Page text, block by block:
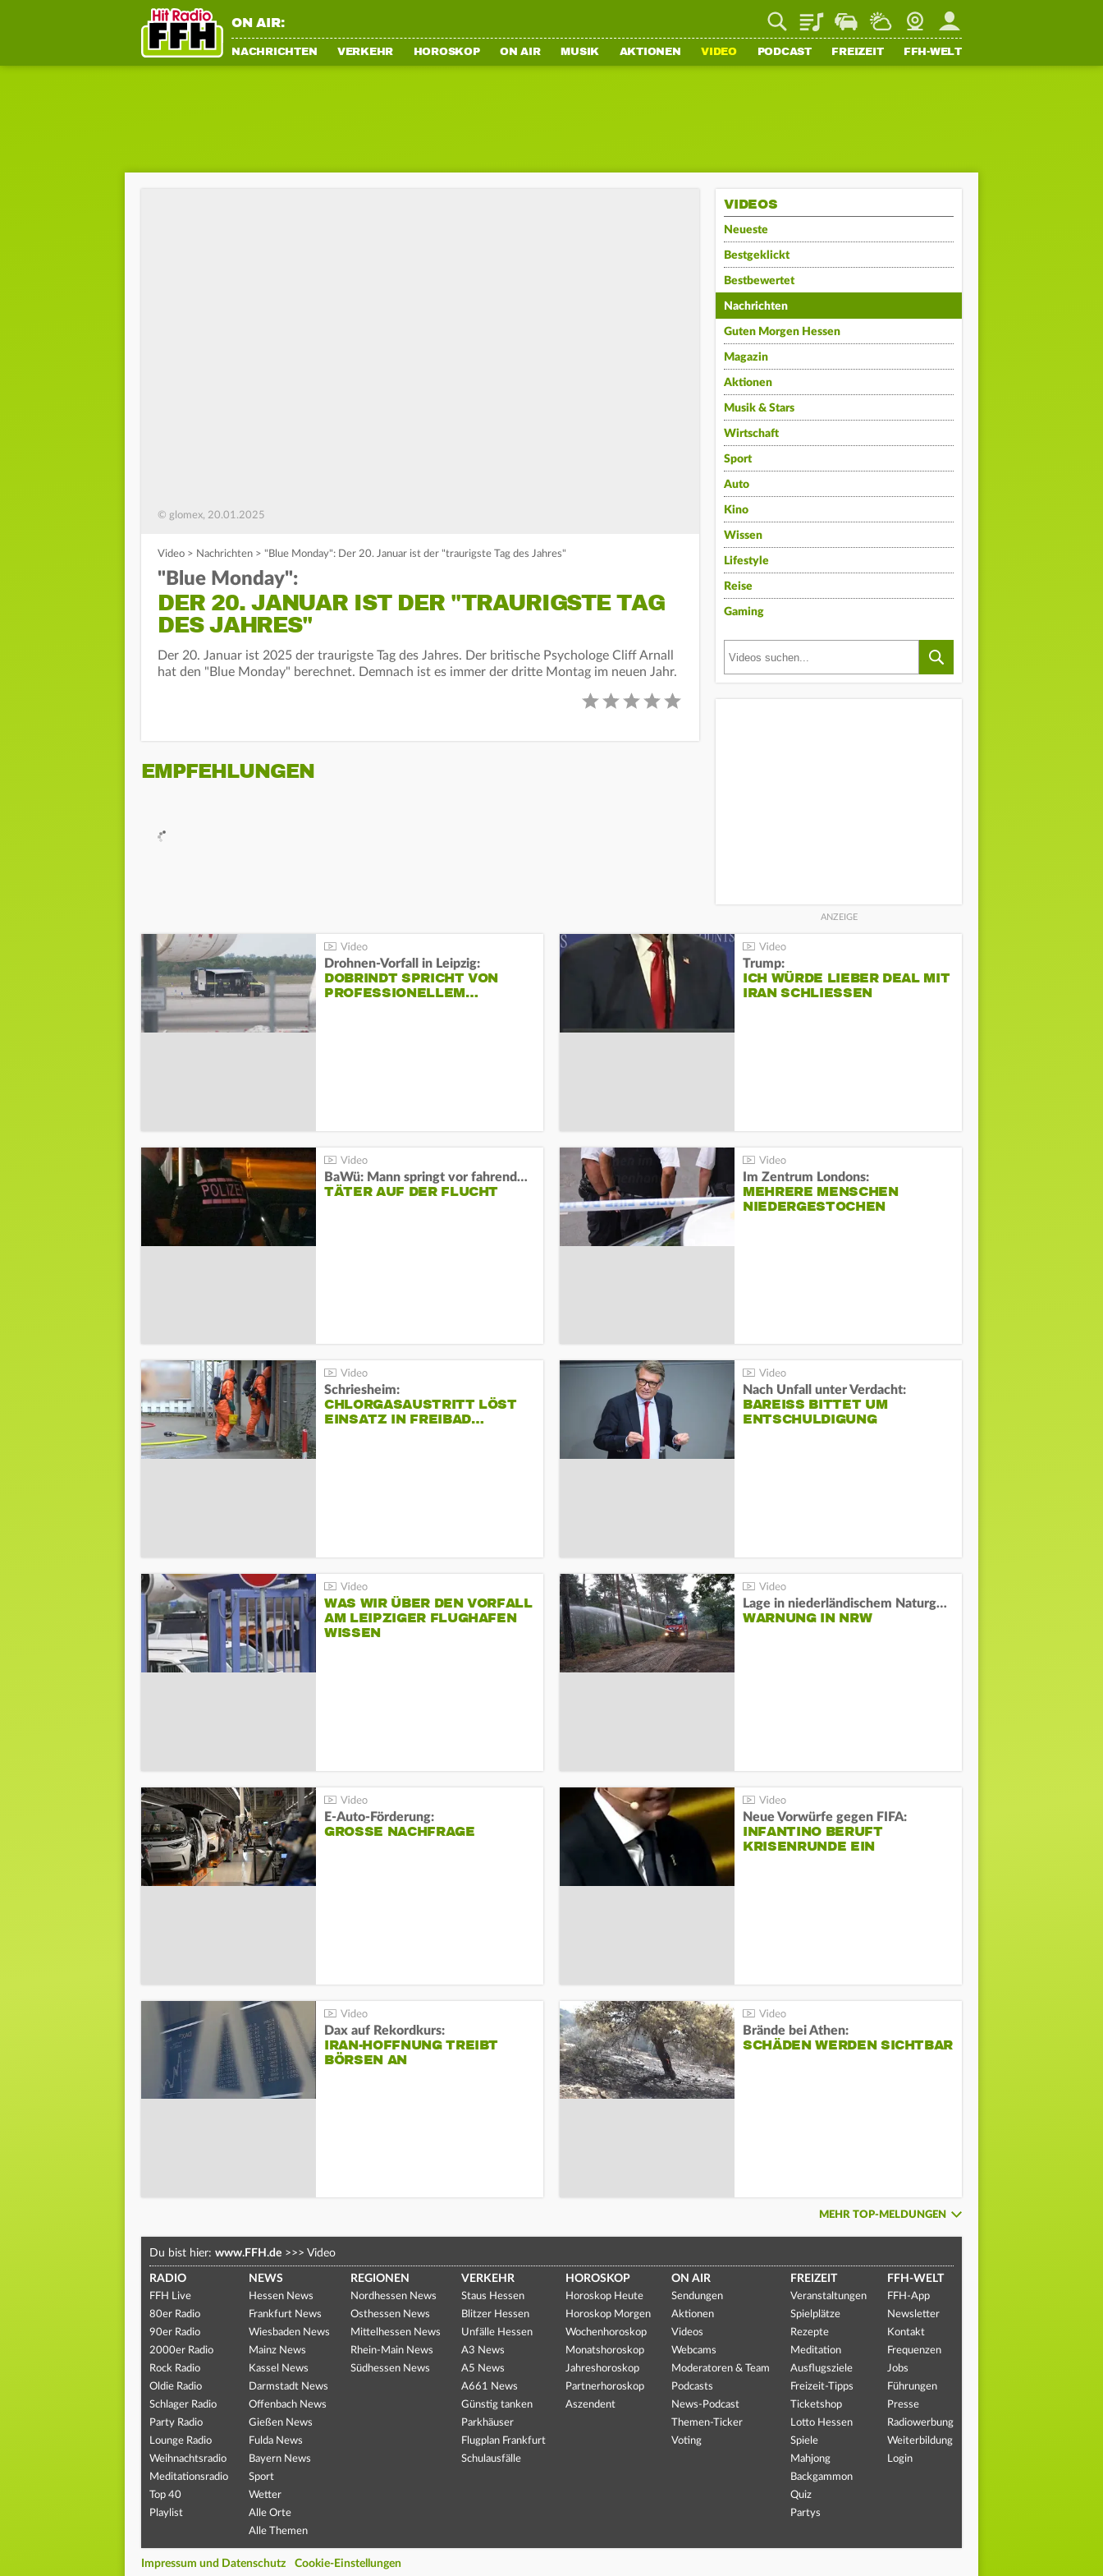
ON AIR: PlaylistStaupilotWetterWebcamMein FFH
NACHRICHTEN VERKEHR HOROSKOP ON AIR MUSIK AKTIONEN VIDEO PODCAST FREIZEIT FFH-WELT
© glomex, 20.01.2025
Video > Nachrichten > "Blue Monday": Der 20. Januar ist der "traurigste Tag des Jahres"
"Blue Monday":
DER 20. JANUAR IST DER "TRAURIGSTE TAG
DES JAHRES"
Der 20. Januar ist 2025 der traurigste Tag des Jahres. Der britische Psychologe Cliff Arnall
hat den "Blue Monday" berechnet. Demnach ist es immer der dritte Montag im neuen Jahr.
EMPFEHLUNGEN
VIDEOS
Neueste
Bestgeklickt
Bestbewertet
Nachrichten
Guten Morgen Hessen
Magazin
Aktionen
Musik & Stars
Wirtschaft
Sport
Auto
Kino
Wissen
Lifestyle
Reise
Gaming
Drohnen-Vorfall in Leipzig:
DOBRINDT SPRICHT VON
PROFESSIONELLEM…
Trump:
ICH WÜRDE LIEBER DEAL MIT
IRAN SCHLIESSEN
BaWü: Mann springt vor fahrendes Auto und schießt
TÄTER AUF DER FLUCHT
Im Zentrum Londons:
MEHRERE MENSCHEN
NIEDERGESTOCHEN
Schriesheim:
CHLORGASAUSTRITT LÖST
EINSATZ IN FREIBAD…
Nach Unfall unter Verdacht:
BAREISS BITTET UM E
NTSCHULDIGUNG
WAS WIR ÜBER DEN VORFALL
AM LEIPZIGER FLUGHAFEN
WISSEN
Lage in niederländischem Naturgebiet stabil
WARNUNG IN NRW
E-Auto-Förderung:
GROSSE NACHFRAGE
Neue Vorwürfe gegen FIFA:
INFANTINO BERUFT
KRISENRUNDE EIN
Dax auf Rekordkurs:
IRAN-HOFFNUNG TREIBT
BÖRSEN AN
Brände bei Athen:
SCHÄDEN WERDEN SICHTBAR
MEHR TOP-MELDUNGEN
Du bist hier: www.FFH.de >>> Video
RADIO
FFH Live
80er Radio
90er Radio
2000er Radio
Rock Radio
Oldie Radio
Schlager Radio
Party Radio
Lounge Radio
Weihnachtsradio
Meditationsradio
Top 40
Playlist
NEWS
Hessen News
Frankfurt News
Wiesbaden News
Mainz News
Kassel News
Darmstadt News
Offenbach News
Gießen News
Fulda News
Bayern News
Sport
Wetter
Alle Orte
Alle Themen
REGIONEN
Nordhessen News
Osthessen News
Mittelhessen News
Rhein-Main News
Südhessen News
VERKEHR
Staus Hessen
Blitzer Hessen
Unfälle Hessen
A3 News
A5 News
A661 News
Günstig tanken
Parkhäuser
Flugplan Frankfurt
Schulausfälle
HOROSKOP
Horoskop Heute
Horoskop Morgen
Wochenhoroskop
Monatshoroskop
Jahreshoroskop
Partnerhoroskop
Aszendent
ON AIR
Sendungen
Aktionen
Videos
Webcams
Moderatoren & Team
Podcasts
News-Podcast
Themen-Ticker
Voting
FREIZEIT
Veranstaltungen
Spielplätze
Rezepte
Meditation
Ausflugsziele
Freizeit-Tipps
Ticketshop
Lotto Hessen
Spiele
Mahjong
Backgammon
Quiz
Partys
FFH-WELT
FFH-App
Newsletter
Kontakt
Frequenzen
Jobs
Führungen
Presse
Radiowerbung
Weiterbildung
Login
Impressum und Datenschutz Cookie-Einstellungen